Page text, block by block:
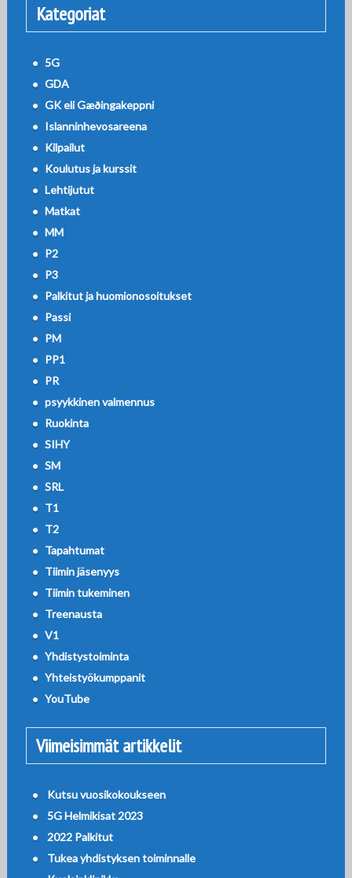
Kategoriat
5G
GDA
GK eli Gæðingakeppni
Islanninhevosareena
Kilpailut
Koulutus ja kurssit
Lehtijutut
Matkat
MM
P2
P3
Palkitut ja huomionosoitukset
Passi
PM
PP1
PR
psyykkinen valmennus
Ruokinta
SIHY
SM
SRL
T1
T2
Tapahtumat
Tiimin jäsenyys
Tiimin tukeminen
Treenausta
V1
Yhdistystoiminta
Yhteistyökumppanit
YouTube
Viimeisimmät artikkelit
Kutsu vuosikokoukseen
5G Helmikisat 2023
2022 Palkitut
Tukea yhdistyksen toiminnalle